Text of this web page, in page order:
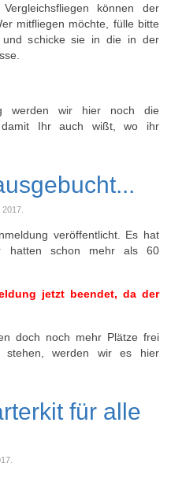
können der
mitfliegen möchte, fülle bitte
und schicke sie in die in der
werden wir hier noch die
damit Ihr auch wißt, wo ihr
2017
veröffentlicht. Es hat
hatten schon mehr als 60
jetzt beendet, da der
doch noch mehr Plätze frei
stehen, werden wir es hier
für alle